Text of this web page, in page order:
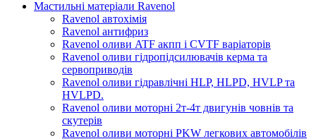
Мастильні матеріали Ravenol
Ravenol автохімія
Ravenol антифриз
Ravenol оливи ATF акпп і CVTF варіаторів
Ravenol оливи гідропідсилювачів керма та
сервоприводів
Ravenol оливи гідравлічні HLP, HLPD, HVLP та
HVLPD.
Ravenol оливи моторні 2т-4т двигунів човнів та
скутерів
Ravenol оливи моторні PKW легкових автомобілів